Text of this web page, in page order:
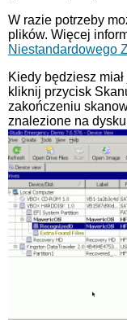
W razie potrzeby
plików. Więcej
Niestandardowego
Kiedy będziesz
kliknij przycisk
zakończeniu
znalezione na